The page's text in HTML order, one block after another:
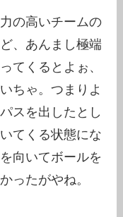
の高いチームの
、あんまし極端
てくるとよぉ、
ちゃ。つまりよ
スを出したとし
てくる状態にな
向いてボールを
ったがやね。